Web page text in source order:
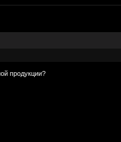
продукции?